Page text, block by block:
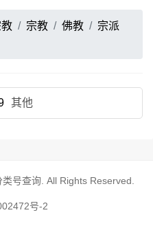
宗教 佛教
宗派
其他
类号查询 . All Rights Reserved.
号-2